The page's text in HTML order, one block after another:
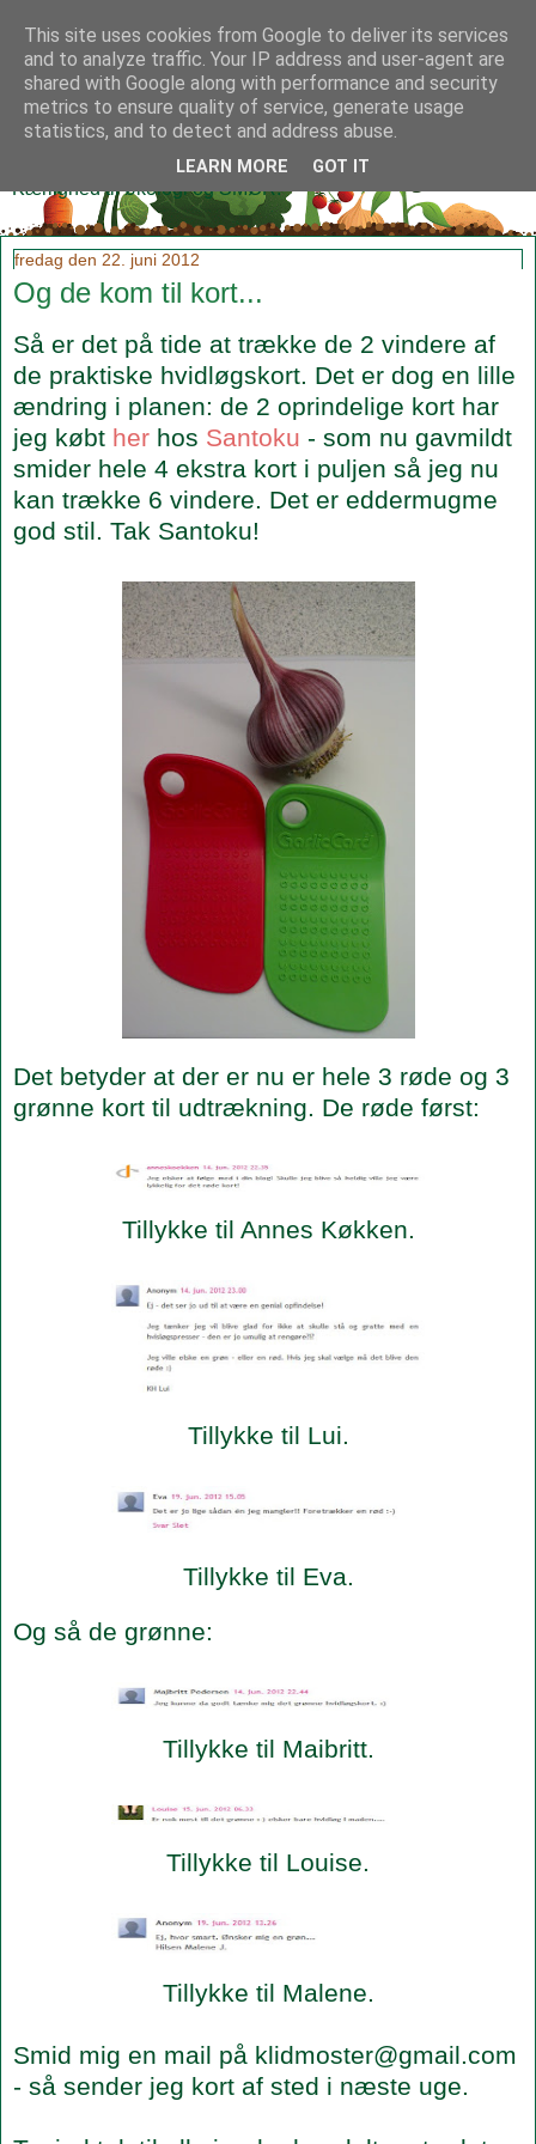
Klidmoster.dk
Kærlighed til økologi og SMØR!
fredag den 22. juni 2012
Og de kom til kort...
Så er det på tide at trække de 2 vindere af
de praktiske hvidløgskort. Det er dog en lille
ændring i planen: de 2 oprindelige kort har
jeg købt her hos Santoku - som nu gavmildt
smider hele 4 ekstra kort i puljen så jeg nu
kan trække 6 vindere. Det er eddermugme
god stil. Tak Santoku!
Det betyder at der er nu er hele 3 røde og 3
grønne kort til udtrækning. De røde først:
Tillykke til Annes Køkken.
Tillykke til Lui.
Tillykke til Eva.
Og så de grønne:
Tillykke til Maibritt.
Tillykke til Louise.
Tillykke til Malene.
Smid mig en mail på klidmoster@gmail.com
- så sender jeg kort af sted i næste uge.
This site uses cookies from Google to deliver its services
and to analyze traffic. Your IP address and user-agent are
shared with Google along with performance and security
metrics to ensure quality of service, generate usage
statistics, and to detect and address abuse.
LEARN MORE GOT IT